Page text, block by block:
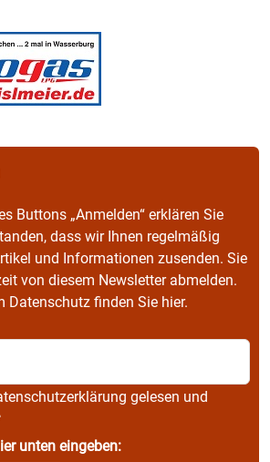
Buttons „Anmelden“ erklären Sie
dass wir Ihnen regelmäßig
und Informationen zusenden. Sie
von diesem Newsletter abmelden.
Datenschutz finden Sie hier.
gelesen und
unten eingeben: